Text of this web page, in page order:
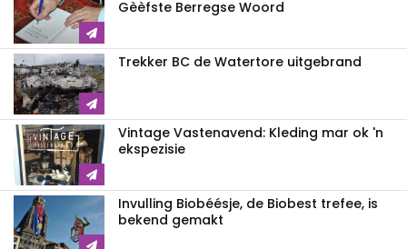
Gèèfste Berregse Woord
Trekker BC de Watertore uitgebrand
Vintage Vastenavend: Kleding mar ok 'n
ekspezisie
Invulling Biobéésje, de Biobest trefee, is
bekend gemakt